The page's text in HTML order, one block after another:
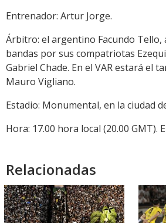
Entrenador: Artur Jorge.
Árbitro: el argentino Facundo Tello,
bandas por sus compatriotas
Gabriel Chade. En el VAR estará el
Mauro Vigliano.
Estadio: Monumental, en la ciudad
Hora: 17.00 hora local (20.00 GMT).
Relacionadas